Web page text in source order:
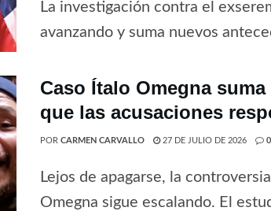
La investigación contra el
avanzando y suma nuevos
Caso Ítalo Omegna
que las acusaciones
POR CARMEN CARVALLO 27 DE JULIO DE 2026 0
Lejos de apagarse, la
Omegna sigue escalando. El